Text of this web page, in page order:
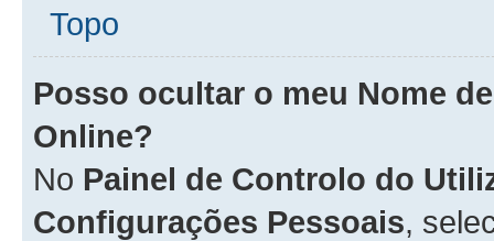
Topo
Posso ocultar o meu Nome
Online?
No Painel de Controlo do
Configurações Pessoais,